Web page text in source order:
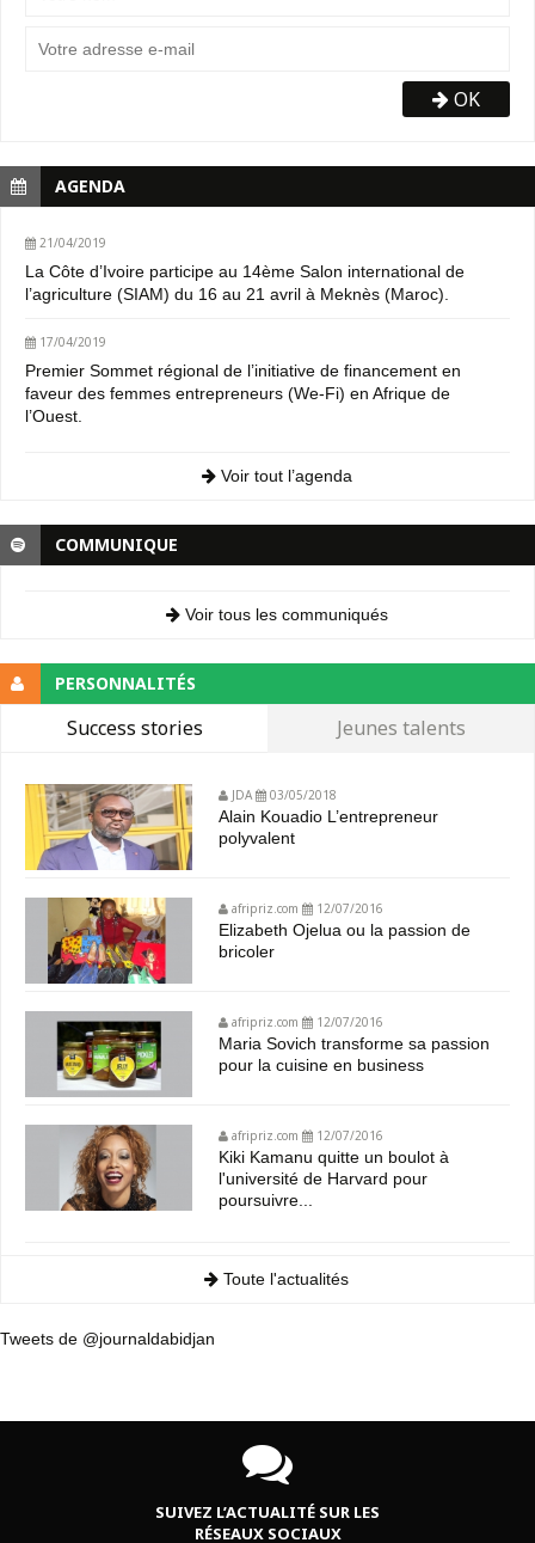
OK
AGENDA
21/04/2019
La Côte d’Ivoire participe au 14ème Salon international de
l’agriculture (SIAM) du 16 au 21 avril à Meknès (Maroc).
17/04/2019
Premier Sommet régional de l’initiative de financement en
faveur des femmes entrepreneurs (We-Fi) en Afrique de
l’Ouest.
Voir tout l’agenda
COMMUNIQUE
Voir tous les communiqués
PERSONNALITÉS
Success stories Jeunes talents
JDA 03/05/2018
Alain Kouadio L’entrepreneur
polyvalent
afripriz.com 12/07/2016
Elizabeth Ojelua ou la passion de
bricoler
afripriz.com 12/07/2016
Maria Sovich transforme sa passion
pour la cuisine en business
afripriz.com 12/07/2016
Kiki Kamanu quitte un boulot à
l'université de Harvard pour
poursuivre...
Toute l'actualités
Tweets de @journaldabidjan
SUIVEZ L’ACTUALITÉ SUR LES
RÉSEAUX SOCIAUX